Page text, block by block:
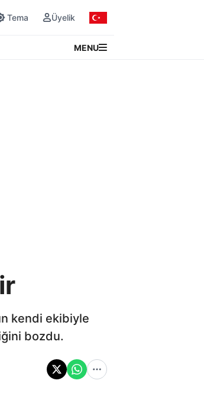
Tema Üyelik
MENU
kendi ekibiyle
bozdu.